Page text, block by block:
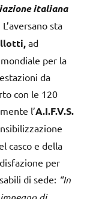
italiana
L’aversano sta
ad
per la
da
con le 120
l’A.I.F.V.S.
casco e della
per
di sede: “In